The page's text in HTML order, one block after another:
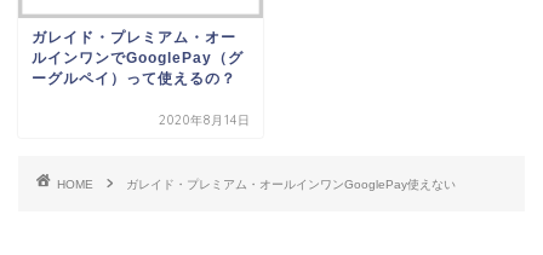
ガレイド・プレミアム・オー
ルインワンでGooglePay（グ
ーグルペイ）って使えるの？
2020年8月14日
HOME ガレイド・プレミアム・オールインワンGooglePay使えない